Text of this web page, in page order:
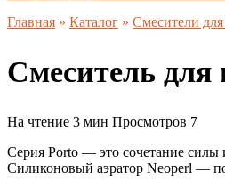
Главная » Каталог » Смесители
Смеситель для
На чтение 3 мин Просмотров 7
Серия Porto — это сочетание силы
Силиконовый аэратор Neoperl —